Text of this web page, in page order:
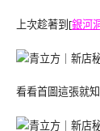
上次趁著到[銀河
看看首圖這張就